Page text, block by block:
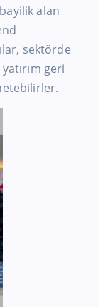
alan
sektörde
geri